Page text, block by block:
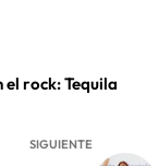
el rock: Tequila
SIGUIENTE